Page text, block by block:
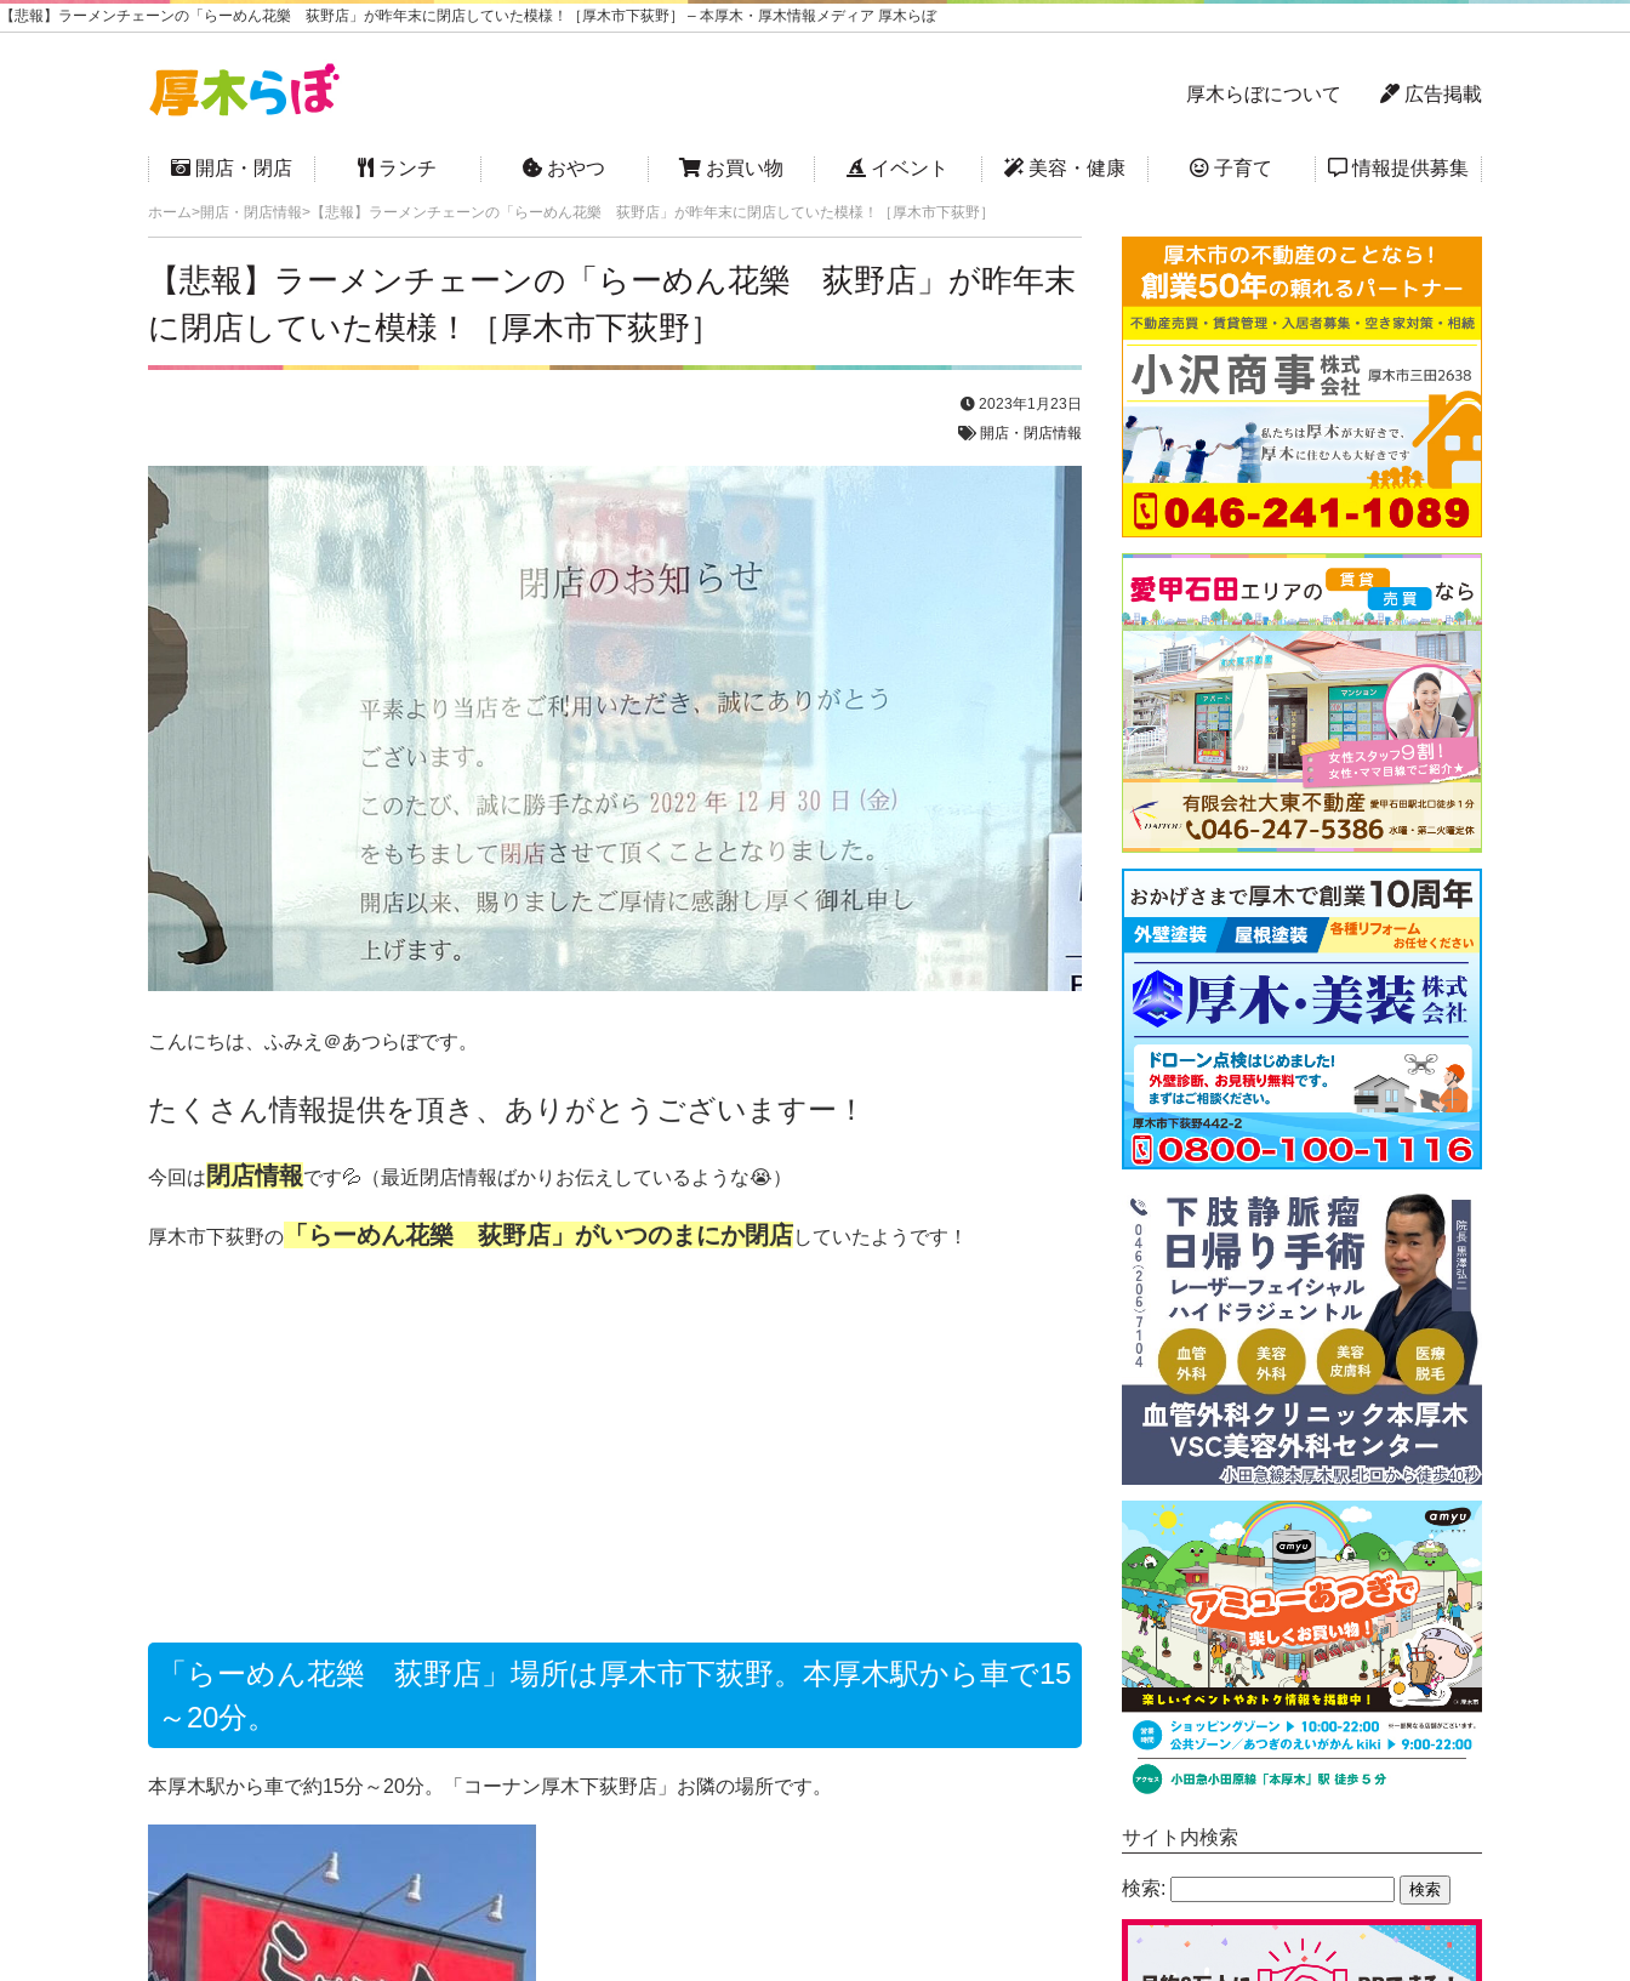
【悲報】ラーメンチェーンの「らーめん花樂 荻野店」が昨年末に閉店していた模様！［厚木市下荻野］ – 本厚木・厚木情報メディア 厚木らぼ
厚木らぼについて 広告掲載
開店・閉店 ランチ おやつ お買い物 イベント 美容・健康 子育て 情報提供募集
ホーム 開店・閉店情報 【悲報】ラーメンチェーンの「らーめん花樂 荻野店」が昨年末に閉店していた模様！［厚木市下荻野］
【悲報】ラーメンチェーンの「らーめん花樂 荻野店」が昨年末
に閉店していた模様！［厚木市下荻野］
2023年1月23日
開店・閉店情報
こんにちは、ふみえ＠あつらぼです。
たくさん情報提供を頂き、ありがとうございますー！
今回は 閉店情報です💦（最近閉店情報ばかりお伝えしているような😭）
厚木市下荻野の 「らーめん花樂 荻野店」がいつのまにか閉店していたようです！
「らーめん花樂 荻野店」場所は厚木市下荻野。本厚木駅から車で15
～20分。
本厚木駅から車で約15分～20分。「コーナン厚木下荻野店」お隣の場所です。
サイト内検索
検索: